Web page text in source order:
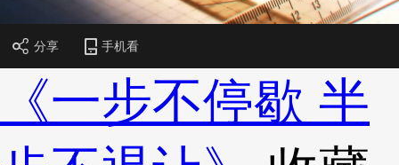
CCTV.节目官网 直播 节目单 栏目
分享 手机看
《一步不停歇 半